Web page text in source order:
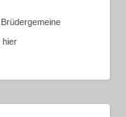
hier